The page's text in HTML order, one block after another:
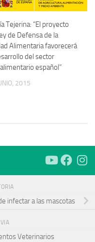
Tejerina: “El proyecto
de Defensa de la
Alimentaria favorecerá
del sector
español”
2015
infectar a las mascotas
Veterinarios